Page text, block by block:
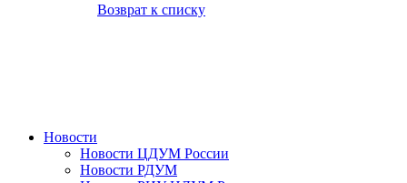
Возврат к списку
Новости
Новости ЦДУМ России
Новости РДУМ